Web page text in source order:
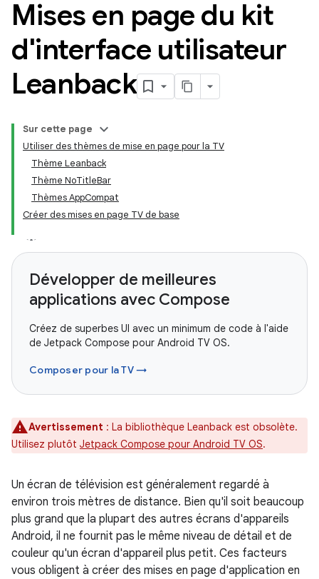
Mises en page du kit
d'interface utilisateur
Leanback
Sur cette page
Utiliser des thèmes de mise en page pour la TV
Thème Leanback
Thème NoTitleBar
Thèmes AppCompat
Créer des mises en page TV de base
Développer de meilleures
applications avec Compose
Créez de superbes UI avec un minimum de code à l'aide
de Jetpack Compose pour Android TV OS.
Composer pour la TV →
Avertissement : La bibliothèque Leanback est obsolète.
Utilisez plutôt Jetpack Compose pour Android TV OS.
Un écran de télévision est généralement regardé à
environ trois mètres de distance. Bien qu'il soit beaucoup
plus grand que la plupart des autres écrans d'appareils
Android, il ne fournit pas le même niveau de détail et de
couleur qu'un écran d'appareil plus petit. Ces facteurs
vous obligent à créer des mises en page d'application en